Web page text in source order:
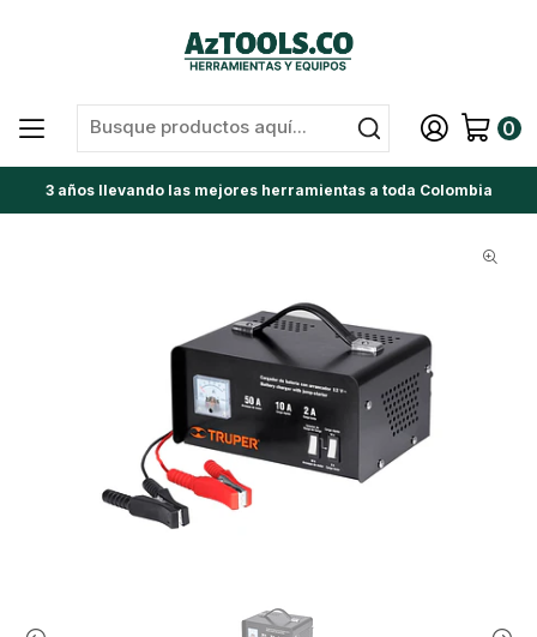
0
3 años llevando las mejores herramientas a toda Colombia